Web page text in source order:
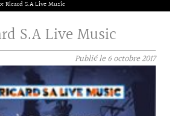
Ricard S.A Live Music
S.A Live Music
Publié le6 octobre 2017